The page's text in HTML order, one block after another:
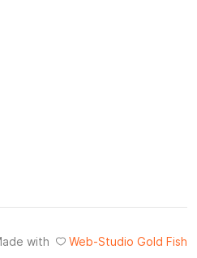
with Web-Studio Gold Fish